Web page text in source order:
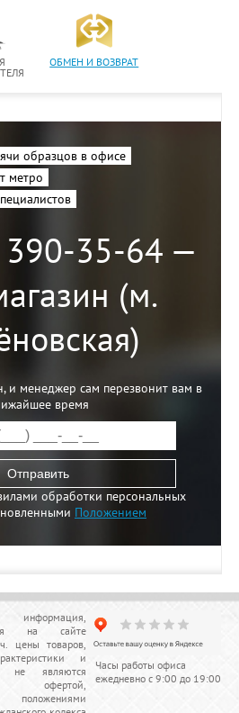
ОБМЕН И ВОЗВРАТ
образцов в офисе
метро
390-35-64 —
(м.
и менеджер сам перезвонит вам в
время
Отправить
обработки персональных
Положением
на сайте
цены товаров,
и
не являются
офертой,
положениями
Часы работы офиса
ежедневно с 9:00 до 19:00